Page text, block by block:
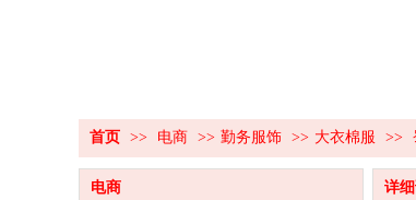
首页 >> 电商 >> 勤务服饰 >> 大衣棉服 >>
电商 详